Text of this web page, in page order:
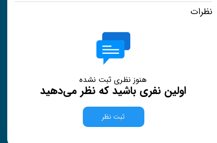
نظرات
هنوز نظری ثبت نشده
اولین نفری باشید که نظر می‌دهید
ثبت نظر